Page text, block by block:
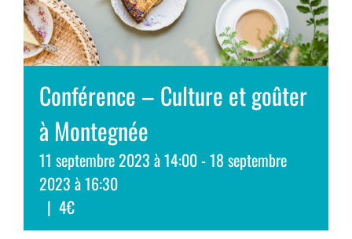
Conférence – Culture et goûter
à Montegnée
11 septembre 2023 à 14:00-18 septembre
2023 à 16:30
| 4€